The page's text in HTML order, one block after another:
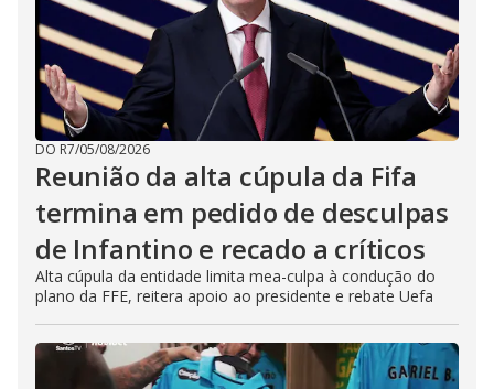
DO R7/05/08/2026
Reunião da alta cúpula da Fifa
termina em pedido de desculpas
de Infantino e recado a críticos
Alta cúpula da entidade limita mea-culpa à condução do
plano da FFE, reitera apoio ao presidente e rebate Uefa